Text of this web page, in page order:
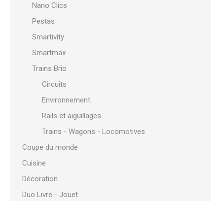
Nano Clics
Pestas
Smartivity
Smartmax
Trains Brio
Circuits
Environnement
Rails et aiguillages
Trains - Wagons - Locomotives
Coupe du monde
Cuisine
Décoration
Duo Livre - Jouet